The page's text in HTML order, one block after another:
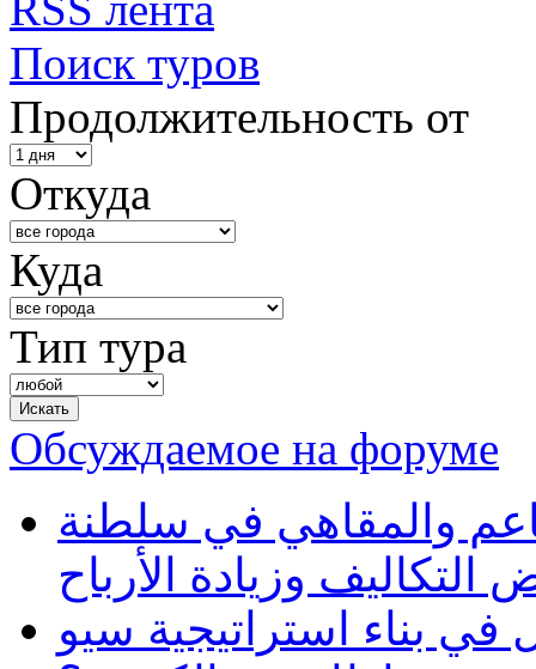
Поиск туров
Продолжительность от
Откуда
Куда
Тип тура
Обсуждаемое на форуме
والمقاهي في سلطنة
وزيادة الأرباح
بناء استراتيجية سيو